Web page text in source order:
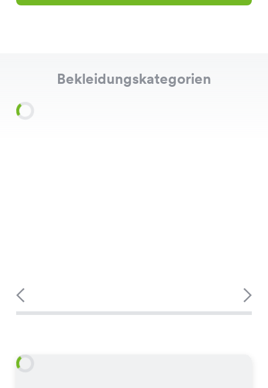
Bekleidungskategorien